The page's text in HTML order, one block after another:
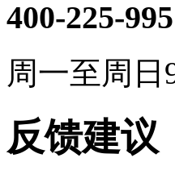
400-225-995
周一至周日
反馈建议